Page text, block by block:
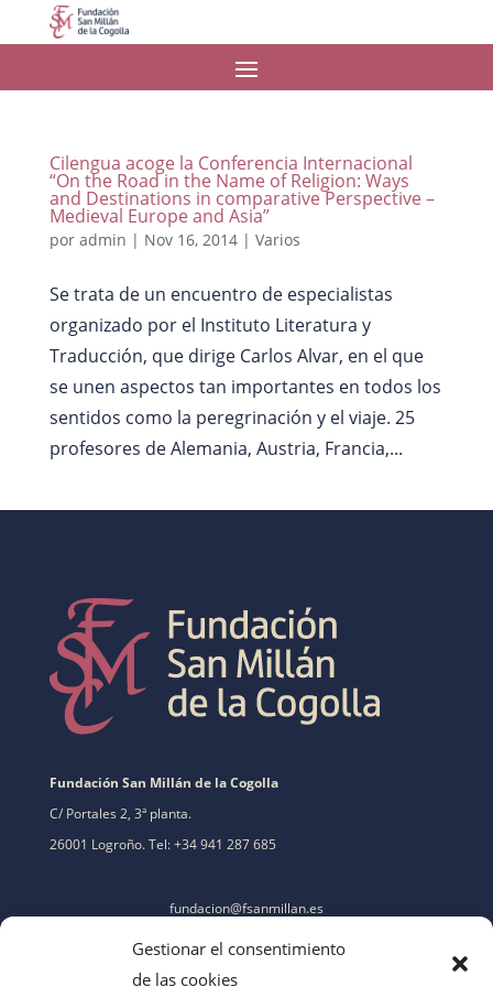
Gestionar el consentimiento
de las cookies
Cilengua acoge la Conferencia Internacional
“On the Road in the Name of Religion: Ways
and Destinations in comparative Perspective –
Medieval Europe and Asia”
por admin | Nov 16, 2014| Varios
Se trata de un encuentro de especialistas
organizado por el Instituto Literatura y
Traducción, que dirige Carlos Alvar, en el que
se unen aspectos tan importantes en todos los
sentidos como la peregrinación y el viaje. 25
profesores de Alemania, Austria, Francia,...
Fundación San Millán de la Cogolla
C/ Portales 2, 3ª planta.
26001 Logroño. Tel: +34 941 287 685
fundacion@fsanmillan.es